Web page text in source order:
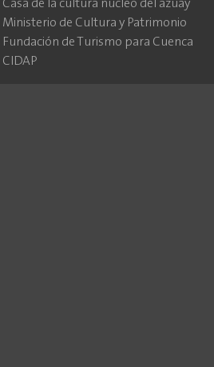
Casa de la cultura núcleo del azuay
Ministerio de Cultura y Patrimonio
Fundación de Turismo para Cuenca
CIDAP